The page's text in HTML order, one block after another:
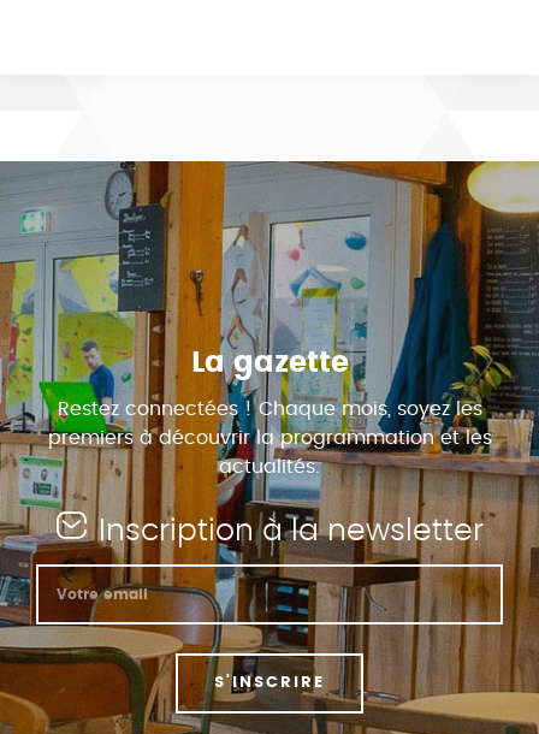
La gazette
Restez connectées ! Chaque mois, soyez les
premiers à découvrir la programmation et les
actualités.
Inscription à la newsletter
S'INSCRIRE